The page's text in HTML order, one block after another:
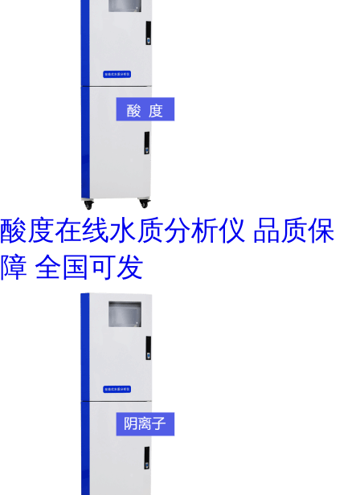
酸度在线水质分析仪 品质保
障 全国可发